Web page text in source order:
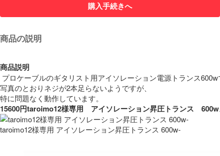
購入手続きへ
商品の説明
商品説明
プロケーブルのギタリスト用アイソレーション電源トランス
写真のとおりネジが2本足らないようですが、
15600円taroimo12様専用　アイソレーション昇圧トランス　
taroimo12様専用 アイソレーション昇圧トランス 600w-